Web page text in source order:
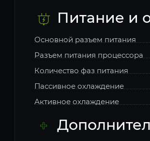
Питание и
Основной разъем питания
Разъем питания процессора
Количество фаз питания
Пассивное охлаждение
Активное охлаждение